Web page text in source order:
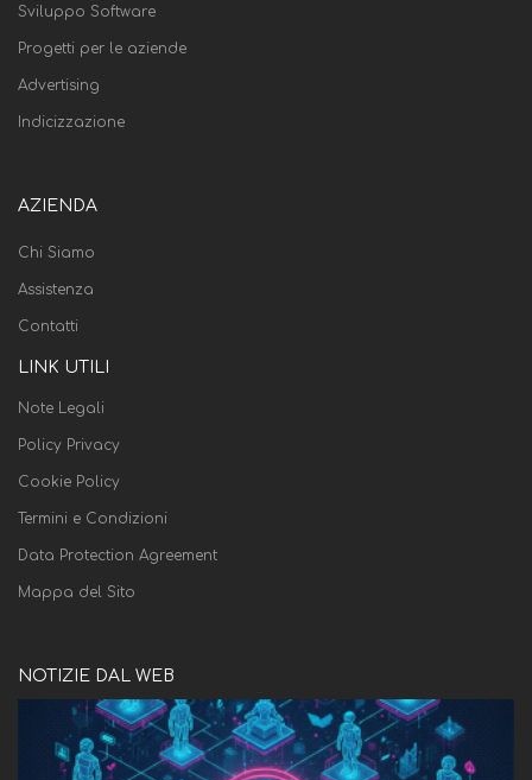
Sviluppo Software
Progetti per le aziende
Advertising
Indicizzazione
AZIENDA
Chi Siamo
Assistenza
Contatti
LINK UTILI
Note Legali
Policy Privacy
Cookie Policy
Termini e Condizioni
Data Protection Agreement
Mappa del Sito
NOTIZIE DAL WEB